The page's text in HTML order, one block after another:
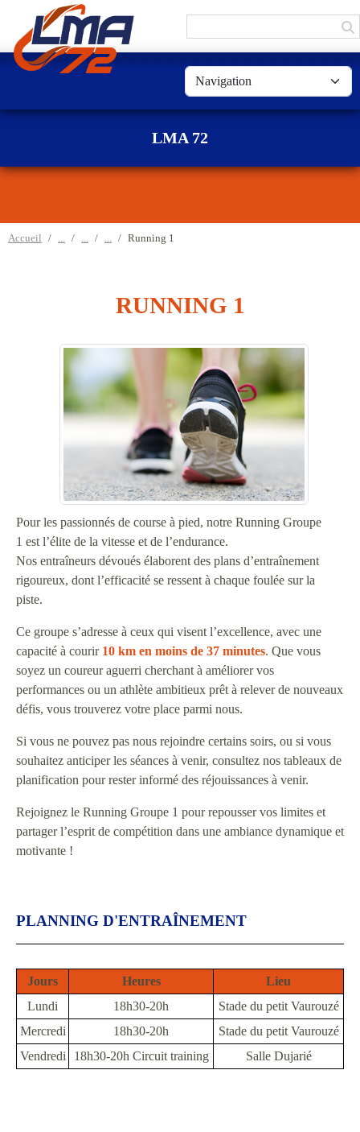
LMA 72
Accueil Running 1
RUNNING 1
Pour les passionnés de course à pied, notre Running Groupe
1 est l’élite de la vitesse et de l’endurance.
Nos entraîneurs dévoués élaborent des plans d’entraînement
rigoureux, dont l’efficacité se ressent à chaque foulée sur la
piste.
Ce groupe s’adresse à ceux qui visent l’excellence, avec une
capacité à courir 10 km en moins de 37 minutes. Que vous
soyez un coureur aguerri cherchant à améliorer vos
performances ou un athlète ambitieux prêt à relever de nouveaux
défis, vous trouverez votre place parmi nous.
Si vous ne pouvez pas nous rejoindre certains soirs, ou si vous
souhaitez anticiper les séances à venir, consultez nos tableaux de
planification pour rester informé des réjouissances à venir.
Rejoignez le Running Groupe 1 pour repousser vos limites et
partager l’esprit de compétition dans une ambiance dynamique et
motivante !
PLANNING D'ENTRAÎNEMENT
Jours Heures
Lieu
Lundi
18h30-20h
Stade du petit Vaurouzé
Mercredi
18h30-20h
Stade du petit Vaurouzé
Vendredi
18h30-20h Circuit training Salle Dujarié
Panneau de gestion des cookies